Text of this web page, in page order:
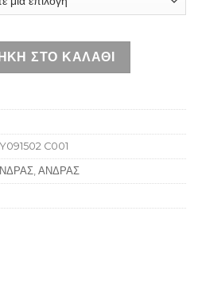
U290 ποσότητα
ΣΤΟ ΚΑΛΆΘΙ
C001
ΑΝΔΡΑΣ